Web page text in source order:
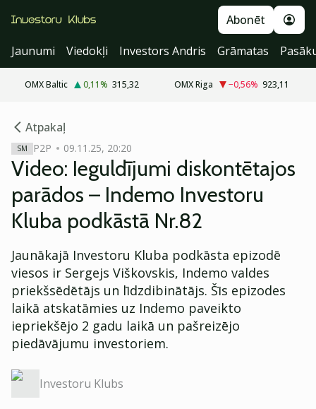
Abonēt
Jaunumi
Viedokļi Investors Andris Grāmatas
OMX Baltic 0,11% 315,32 OMX Riga −0,56% 923,11
Atpakaļ
SM P2P 09.11.25, 20:20
Video: Ieguldījumi diskontētajos
parādos – Indemo Investoru
Kluba podkāstā Nr.82
Jaunākajā Investoru Kluba podkāsta epizodē
viesos ir Sergejs Viškovskis, Indemo valdes
priekšsēdētājs un līdzdibinātājs. Šīs epizodes
laikā atskatāmies uz Indemo paveikto
iepriekšējo 2 gadu laikā un pašreizējo
piedāvājumu investoriem.
Investoru Klubs